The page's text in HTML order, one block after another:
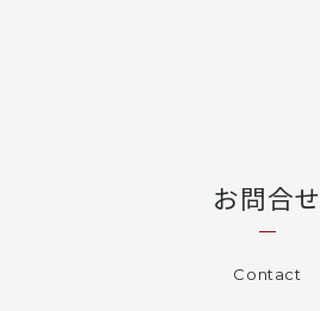
お問合せ
Contact